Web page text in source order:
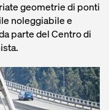
geometrie di ponti
noleggiabile e
parte del Centro di